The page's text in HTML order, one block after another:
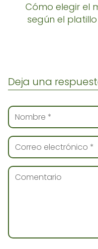
Cómo elegir el
según el
Deja una